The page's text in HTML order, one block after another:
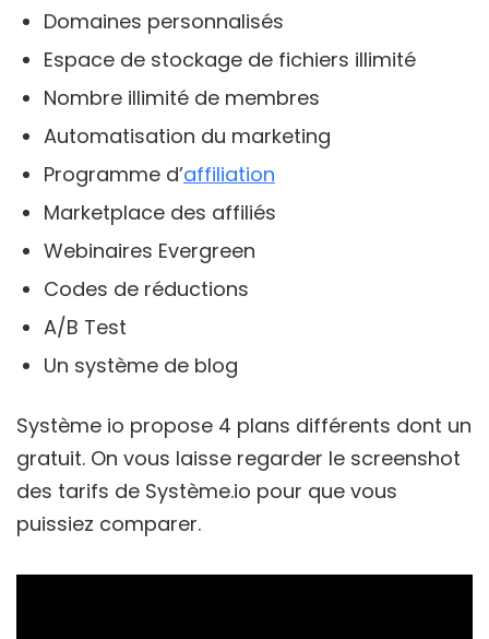
Domaines personnalisés
Espace de stockage de fichiers illimité
Nombre illimité de membres
Automatisation du marketing
Programme d’affiliation
Marketplace des affiliés
Webinaires Evergreen
Codes de réductions
A/B Test
Un système de blog
Système io propose 4 plans différents dont un
gratuit. On vous laisse regarder le screenshot
des tarifs de Système.io pour que vous
puissiez comparer.